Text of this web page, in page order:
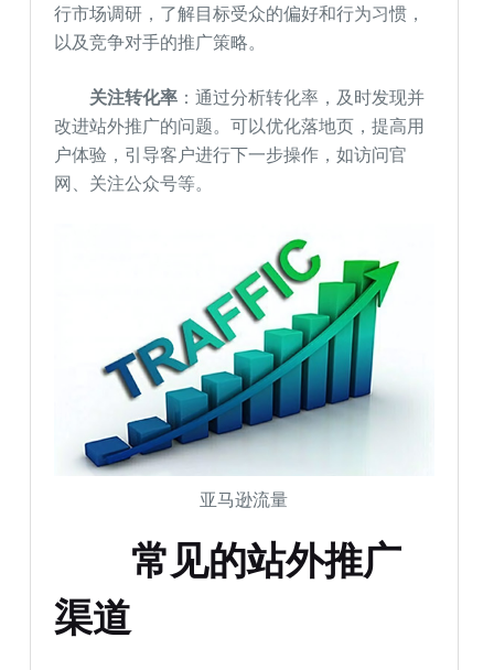
行市场调研，了解目标受众的偏好和行为习惯，
以及竞争对手的推广策略。
关注转化率：通过分析转化率，及时发现并
改进站外推广的问题。可以优化落地页，提高用
户体验，引导客户进行下一步操作，如访问官
网、关注公众号等。
亚马逊流量
常见的站外推广
渠道